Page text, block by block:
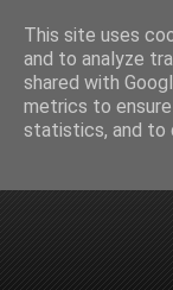
This site uses
and to analyze
shared with
metrics to
statistics, and to